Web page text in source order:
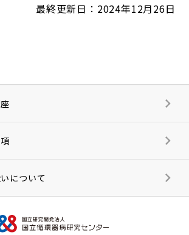
最終更新日：2024年12月26日
について